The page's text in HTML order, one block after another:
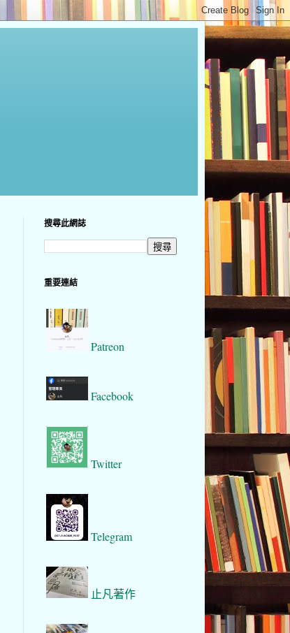
搜尋此網誌
重要連結
Patreon
Facebook
Twitter
Telegram
止凡著作